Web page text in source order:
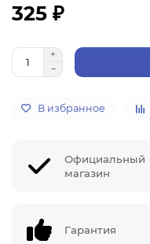
325 ₽
В избранное
Официальный
магазин
Гарантия